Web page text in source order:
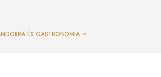
ÉS GASTRONOMIA